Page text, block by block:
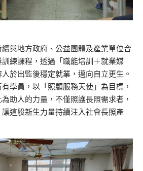
與地方政府、公益團體及產業單位合
練課程，透過「職能培訓＋就業媒
於出監後穩定就業，邁向自立更生。
學員，以「照顧服務天使」為目標，
助人的力量，不僅照護長照需求者，
這股新生力量持續注入社會長照產